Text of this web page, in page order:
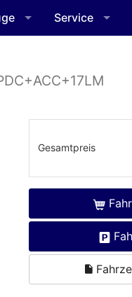
Service
Gesamtpreis